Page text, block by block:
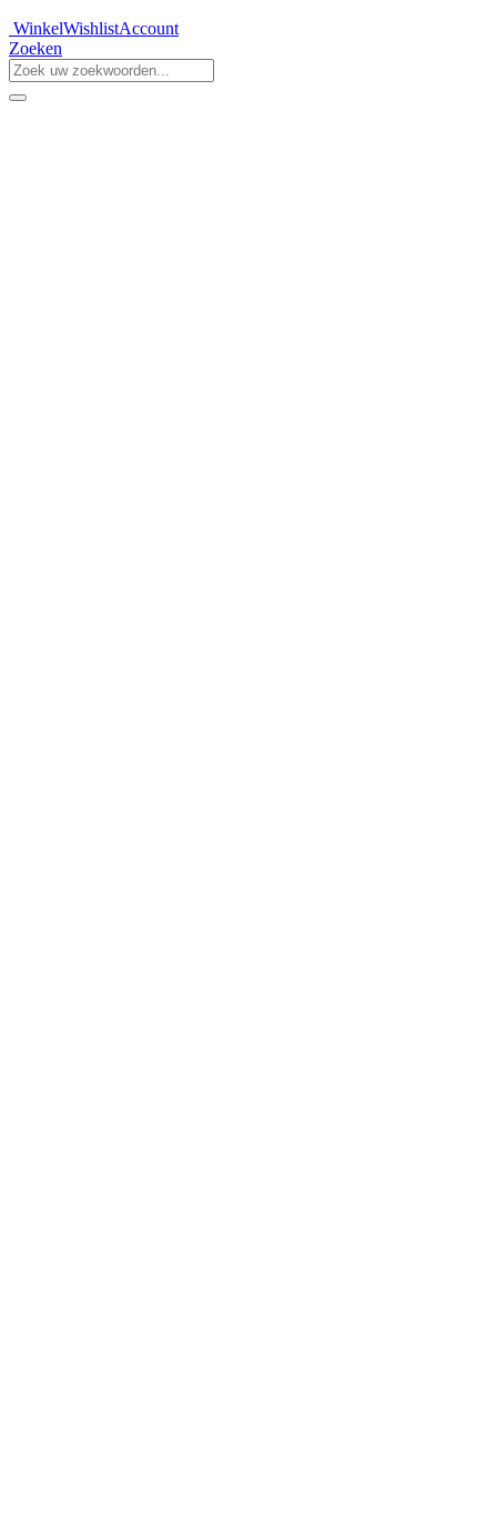
WinkelWishlistAccount
Zoeken